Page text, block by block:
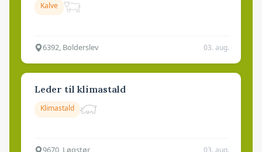
Kalve
6392, Bolderslev 03. aug.
Leder til klimastald
Klimastald
9670, Løgstør 03. aug.